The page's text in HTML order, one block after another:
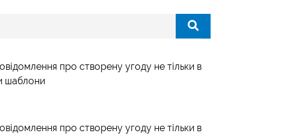
про створену угоду не тільки в
шаблони
про створену угоду не тільки в